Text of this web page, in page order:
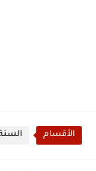
الأقسام